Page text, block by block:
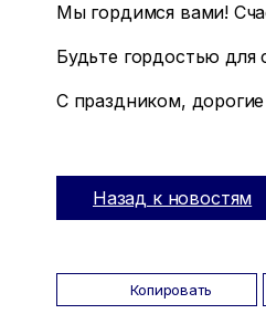
Мы гордимся вами!
Будьте гордостью для
С праздником,
Назад к новостям
Копировать